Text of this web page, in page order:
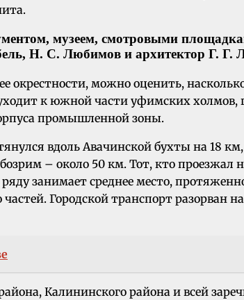
музеем, смотровыми
Н. С. Любимов и архитектор Г. Г.
окрестности, можно оценить,
к южной части уфимских холмов,
промышленной зоны.
вдоль Авачинской бухты на 18
– около 50 км. Тот, кто проезжал
занимает среднее место,
Городской транспорт разорван
Калининского района и всей